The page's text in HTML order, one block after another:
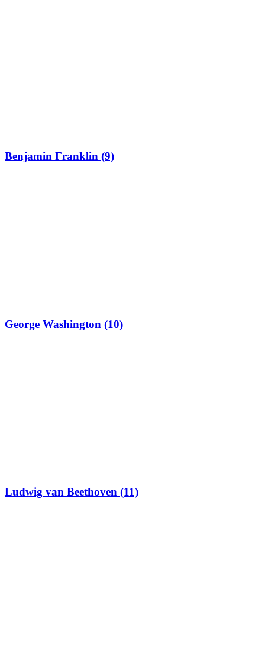
Benjamin Franklin (9)
George Washington (10)
Ludwig van Beethoven (11)